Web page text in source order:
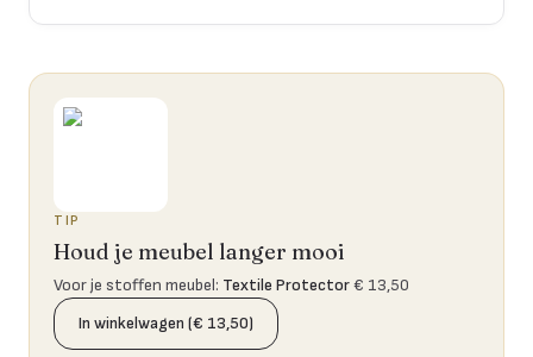
TIP
Houd je meubel langer mooi
Voor je stoffen meubel: Textile Protector€ 13,50
In winkelwagen (€ 13,50)